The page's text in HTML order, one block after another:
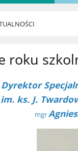
roku
im. ks. J.
mgr